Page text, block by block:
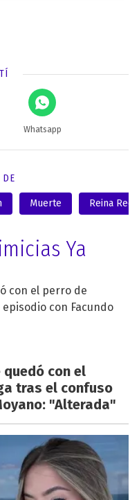
Whatsapp
Muerte Reina
Ya
con el
tras el confuso
"Alterada"